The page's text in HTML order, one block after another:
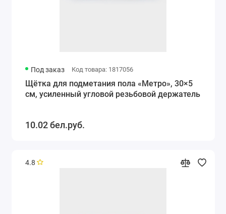
Под заказ Код товара: 1817056
Щётка для подметания пола «Метро», 30×5
см, усиленный угловой резьбовой держатель
10.02 бел.руб.
4.8